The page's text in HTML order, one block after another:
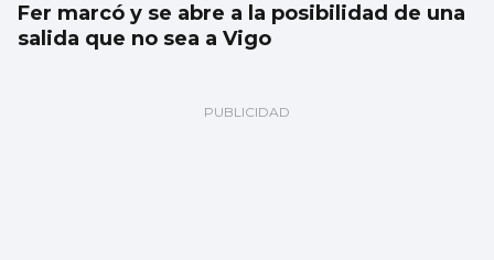
Fer marcó y se abre a la posibilidad de una
salida que no sea a Vigo